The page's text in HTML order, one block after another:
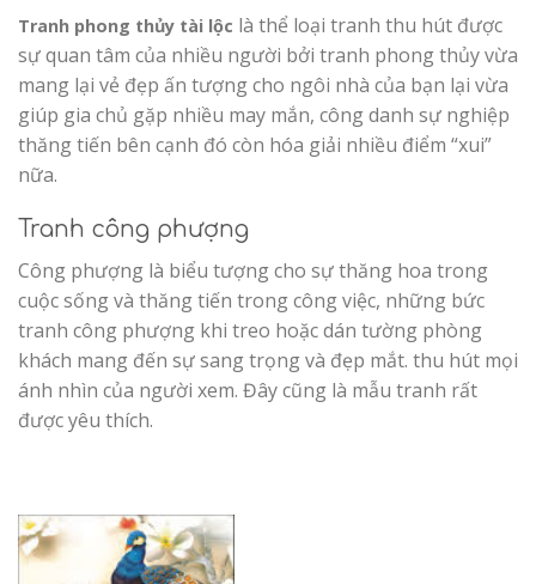
Tranh phong thủy tài lộc là thể loại tranh thu hút được
sự quan tâm của nhiều người bởi tranh phong thủy vừa
mang lại vẻ đẹp ấn tượng cho ngôi nhà của bạn lại vừa
giúp gia chủ gặp nhiều may mắn, công danh sự nghiệp
thăng tiến bên cạnh đó còn hóa giải nhiều điểm “xui”
nữa.
Tranh công phượng
Công phượng là biểu tượng cho sự thăng hoa trong
cuộc sống và thăng tiến trong công việc, những bức
tranh công phượng khi treo hoặc dán tường phòng
khách mang đến sự sang trọng và đẹp mắt. thu hút mọi
ánh nhìn của người xem. Đây cũng là mẫu tranh rất
được yêu thích.